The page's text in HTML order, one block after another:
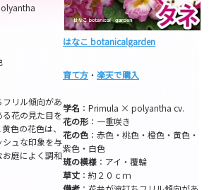
フリル傾向があ
花の見た目を
色の花色は、
ュな印象を与
庭によく調和
はなこ botanicalgarden
育て方 ・ 楽天で購入
学名 ：Primula × polyantha cv.
花の形 ：一重咲き
花の色 ：赤色・桃色・橙色・黄色・
紫色・白色
斑の模様 ：アイ・覆輪
草丈 ：約２０ｃｍ